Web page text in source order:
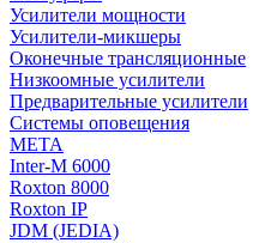
Усилители мощности
Усилители-микшеры
Оконечные трансляционные
Низкоомные усилители
Предварительные усилители
Системы оповещения
МЕТА
Inter-M 6000
Roxton 8000
Roxton IP
JDM (JEDIA)